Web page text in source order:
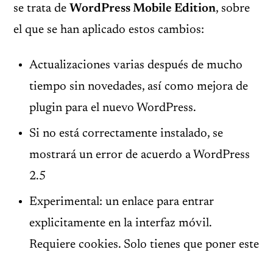
se trata de WordPress Mobile Edition, sobre
el que se han aplicado estos cambios:
Actualizaciones varias después de mucho
tiempo sin novedades, así como mejora de
plugin para el nuevo WordPress.
Si no está correctamente instalado, se
mostrará un error de acuerdo a WordPress
2.5
Experimental: un enlace para entrar
explicitamente en la interfaz móvil.
Requiere cookies. Solo tienes que poner este